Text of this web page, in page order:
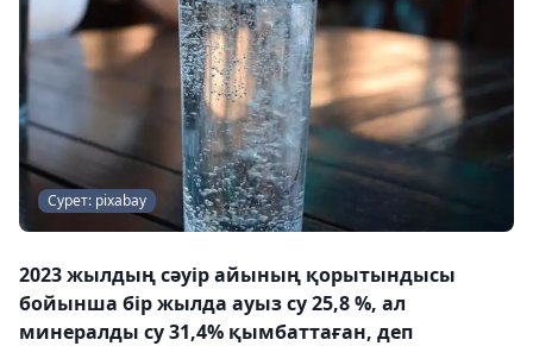
Сурет: pixabay
2023 жылдың сәуір айының қорытындысы
бойынша бір жылда ауыз су 25,8 %, ал
минералды су 31,4% қымбаттаған, деп